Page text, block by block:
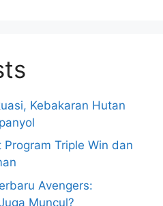
Kebakaran Hutan
Triple Win dan
Avengers:
Muncul?